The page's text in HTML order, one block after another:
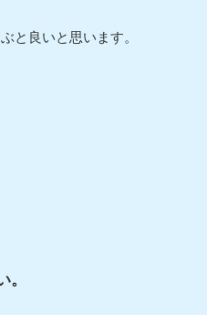
と良いと思います。